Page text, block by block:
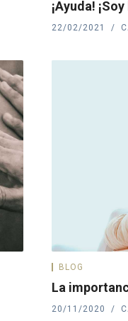
¡Ayuda!
22/02/2021
BLOG
La
20/11/2020